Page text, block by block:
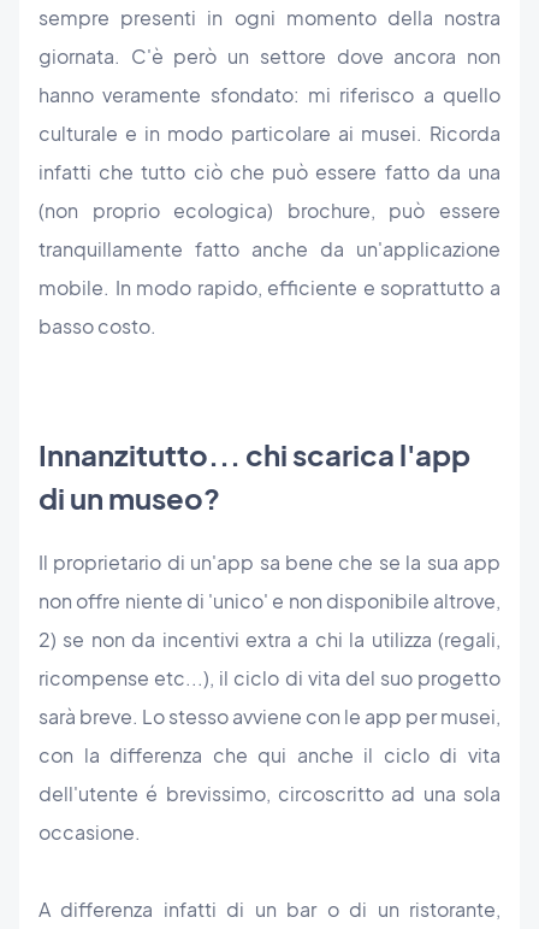
sempre presenti in ogni momento della nostra
giornata. C'è però un settore dove ancora non
hanno veramente sfondato: mi riferisco a quello
culturale e in modo particolare ai musei. Ricorda
infatti che tutto ciò che può essere fatto da una
(non proprio ecologica) brochure, può essere
tranquillamente fatto anche da un'applicazione
mobile. In modo rapido, efficiente e soprattutto a
basso costo.
Innanzitutto... chi scarica l'app
di un museo?
Il proprietario di un'app sa bene che se la sua app
non offre niente di 'unico' e non disponibile altrove,
2) se non da incentivi extra a chi la utilizza (regali,
ricompense etc...), il ciclo di vita del suo progetto
sarà breve. Lo stesso avviene con le app per musei,
con la differenza che qui anche il ciclo di vita
dell'utente é brevissimo, circoscritto ad una sola
occasione.
A differenza infatti di un bar o di un ristorante,